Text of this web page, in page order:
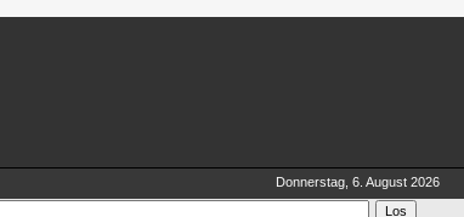
Donnerstag, 6. August 2026